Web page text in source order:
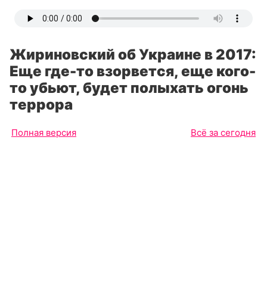
Жириновский об Украине в 2017:
Еще где-то взорвется, еще кого-
то убьют, будет полыхать огонь
террора
Полная версия Всё за сегодня